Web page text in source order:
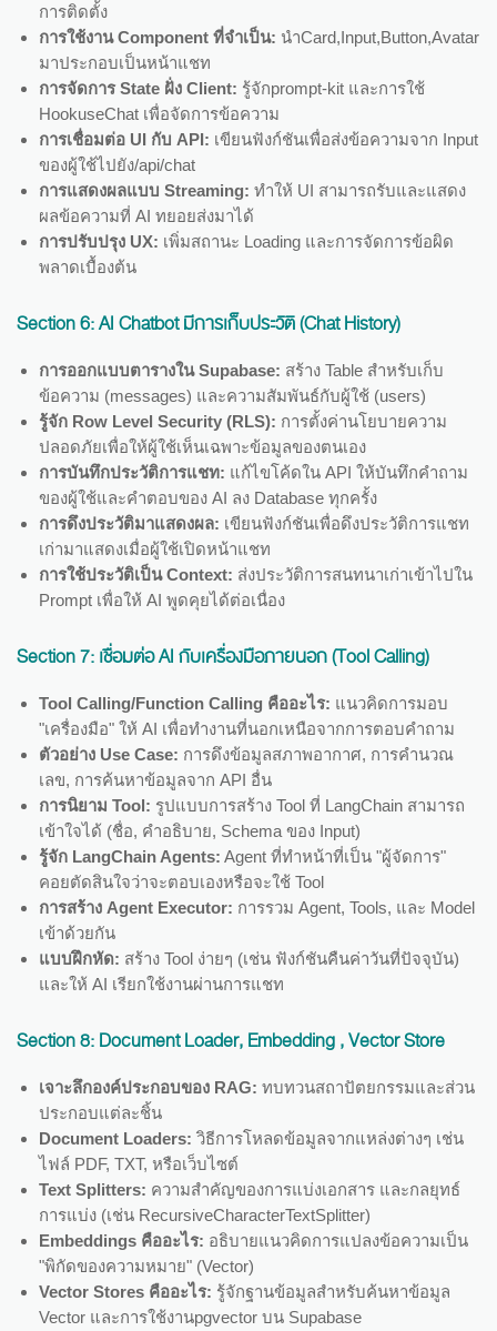
การติดตั้ง
การใช้งาน Component ที่จำเป็น: นำCard,Input,Button,Avatar
มาประกอบเป็นหน้าแชท
การจัดการ State ฝั่ง Client: รู้จักprompt-kit และการใช้
HookuseChat เพื่อจัดการข้อความ
การเชื่อมต่อ UI กับ API: เขียนฟังก์ชันเพื่อส่งข้อความจาก Input
ของผู้ใช้ไปยัง/api/chat
การแสดงผลแบบ Streaming: ทำให้ UI สามารถรับและแสดง
ผลข้อความที่ AI ทยอยส่งมาได้
การปรับปรุง UX: เพิ่มสถานะ Loading และการจัดการข้อผิด
พลาดเบื้องต้น
Section 6:AI Chatbot มีการเก็บประวัติ (Chat History)
การออกแบบตารางใน Supabase: สร้าง Table สำหรับเก็บ
ข้อความ (messages) และความสัมพันธ์กับผู้ใช้ (users)
รู้จัก Row Level Security (RLS): การตั้งค่านโยบายความ
ปลอดภัยเพื่อให้ผู้ใช้เห็นเฉพาะข้อมูลของตนเอง
การบันทึกประวัติการแชท: แก้ไขโค้ดใน API ให้บันทึกคำถาม
ของผู้ใช้และคำตอบของ AI ลง Database ทุกครั้ง
การดึงประวัติมาแสดงผล: เขียนฟังก์ชันเพื่อดึงประวัติการแชท
เก่ามาแสดงเมื่อผู้ใช้เปิดหน้าแชท
การใช้ประวัติเป็น Context: ส่งประวัติการสนทนาเก่าเข้าไปใน
Prompt เพื่อให้ AI พูดคุยได้ต่อเนื่อง
Section 7: เชื่อมต่อ AI กับเครื่องมือภายนอก (Tool Calling)
Tool Calling/Function Calling คืออะไร: แนวคิดการมอบ
"เครื่องมือ" ให้ AI เพื่อทำงานที่นอกเหนือจากการตอบคำถาม
ตัวอย่าง Use Case: การดึงข้อมูลสภาพอากาศ, การคำนวณ
เลข, การค้นหาข้อมูลจาก API อื่น
การนิยาม Tool: รูปแบบการสร้าง Tool ที่ LangChain สามารถ
เข้าใจได้ (ชื่อ, คำอธิบาย, Schema ของ Input)
รู้จัก LangChain Agents: Agent ที่ทำหน้าที่เป็น "ผู้จัดการ"
คอยตัดสินใจว่าจะตอบเองหรือจะใช้ Tool
การสร้าง Agent Executor: การรวม Agent, Tools, และ Model
เข้าด้วยกัน
แบบฝึกหัด: สร้าง Tool ง่ายๆ (เช่น ฟังก์ชันคืนค่าวันที่ปัจจุบัน)
และให้ AI เรียกใช้งานผ่านการแชท
Section 8: Document Loader, Embedding , Vector Store
เจาะลึกองค์ประกอบของ RAG: ทบทวนสถาปัตยกรรมและส่วน
ประกอบแต่ละชิ้น
Document Loaders: วิธีการโหลดข้อมูลจากแหล่งต่างๆ เช่น
ไฟล์ PDF, TXT, หรือเว็บไซต์
Text Splitters: ความสำคัญของการแบ่งเอกสาร และกลยุทธ์
การแบ่ง (เช่น RecursiveCharacterTextSplitter)
Embeddings คืออะไร: อธิบายแนวคิดการแปลงข้อความเป็น
"พิกัดของความหมาย" (Vector)
Vector Stores คืออะไร: รู้จักฐานข้อมูลสำหรับค้นหาข้อมูล
Vector และการใช้งานpgvector บน Supabase